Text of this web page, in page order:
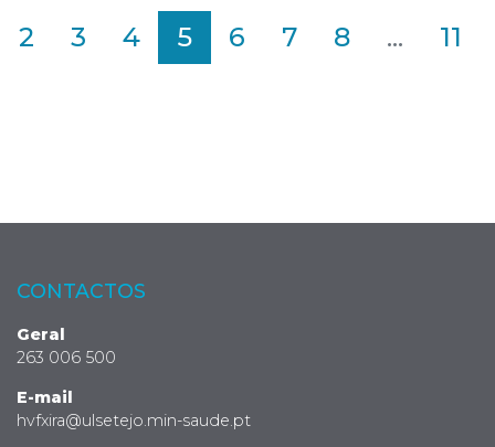
2 3 4 5 6 7 8 ... 11
CONTACTOS
Geral
263 006 500
E-mail
hvfxira@ulsetejo.min-saude.pt